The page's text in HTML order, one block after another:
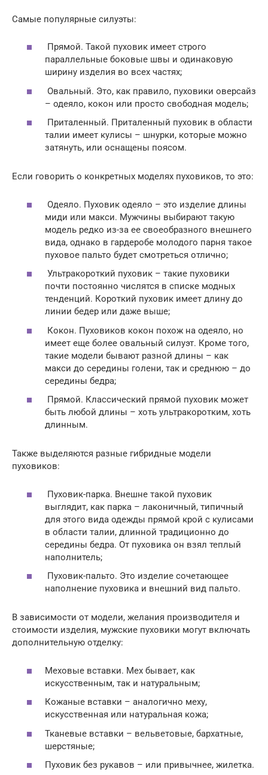
Самые популярные силуэты:
Прямой. Такой пуховик имеет строго
параллельные боковые швы и одинаковую
ширину изделия во всех частях;
Овальный. Это, как правило, пуховики оверсайз
– одеяло, кокон или просто свободная модель;
Приталенный. Приталенный пуховик в области
талии имеет кулисы – шнурки, которые можно
затянуть, или оснащены поясом.
Если говорить о конкретных моделях пуховиков, то это:
Одеяло. Пуховик одеяло – это изделие длины
миди или макси. Мужчины выбирают такую
модель редко из-за ее своеобразного внешнего
вида, однако в гардеробе молодого парня такое
пуховое пальто будет смотреться отлично;
Ультракороткий пуховик – такие пуховики
почти постоянно числятся в списке модных
тенденций. Короткий пуховик имеет длину до
линии бедер или даже выше;
Кокон. Пуховиков кокон похож на одеяло, но
имеет еще более овальный силуэт. Кроме того,
такие модели бывают разной длины – как
макси до середины голени, так и среднюю – до
середины бедра;
Прямой. Классический прямой пуховик может
быть любой длины – хоть ультракоротким, хоть
длинным.
Также выделяются разные гибридные модели
пуховиков:
Пуховик-парка. Внешне такой пуховик
выглядит, как парка – лаконичный, типичный
для этого вида одежды прямой крой с кулисами
в области талии, длинной традиционно до
середины бедра. От пуховика он взял теплый
наполнитель;
Пуховик-пальто. Это изделие сочетающее
наполнение пуховика и внешний вид пальто.
В зависимости от модели, желания производителя и
стоимости изделия, мужские пуховики могут включать
дополнительную отделку:
Меховые вставки. Мех бывает, как
искусственным, так и натуральным;
Кожаные вставки – аналогично меху,
искусственная или натуральная кожа;
Тканевые вставки – вельветовые, бархатные,
шерстяные;
Пуховик без рукавов – или привычнее, жилетка.